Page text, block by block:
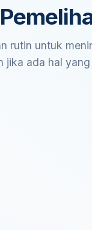
rutin untuk
jika ada hal